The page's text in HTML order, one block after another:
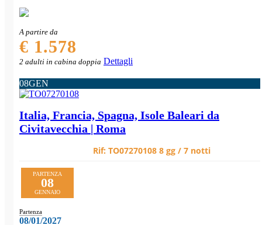
A partire da
€ 1.578
2 adulti in cabina doppia Dettagli
08GEN
Italia, Francia, Spagna, Isole Baleari da
Civitavecchia | Roma
Rif: TO07270108 8 gg / 7 notti
PARTENZA
08
GENNAIO
Partenza
08/01/2027